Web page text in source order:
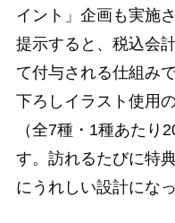
イント」企画も実施
提示すると、税込会
て付与される仕組み
下ろしイラスト使用
（全7種・1種あたり
す。訪れるたびに特
にうれしい設計にな